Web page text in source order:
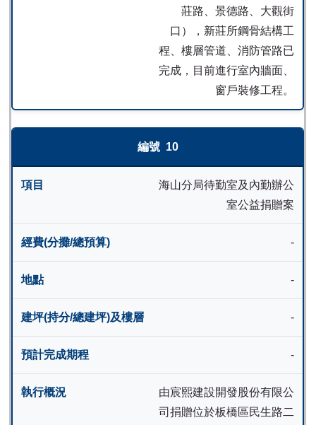
莊路、景德路、大觀街
口），新莊所鋼骨結構工
程、樓層管道、消防管路已
完成，目前進行室內牆面、
窗戶裝修工程。
10
海山分局待勤室及內勤辦公
室公益捐贈案
-
-
-
-
由宸熙建設開發股份有限公
司捐贈位於板橋區民生路二